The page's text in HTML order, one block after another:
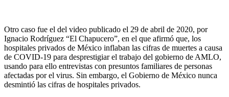
Otro caso fue el del video publicado el 29 de abril de 2020, por
Ignacio Rodríguez “El Chapucero”, en el que afirmó que, los
hospitales privados de México inflaban las cifras de muertes a causa
de COVID-19 para desprestigiar el trabajo del gobierno de AMLO,
usando para ello entrevistas con presuntos familiares de personas
afectadas por el virus. Sin embargo, el Gobierno de México nunca
desmintió las cifras de hospitales privados.